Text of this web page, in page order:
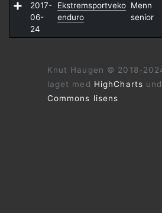
2017-
06-
24
Ekstremsportveko
enduro
Menn
senior
Knut Haugen © 2018-
laget med HighCharts
Commons lisens